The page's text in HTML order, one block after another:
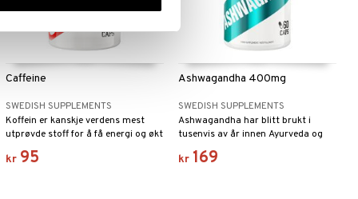
Caffeine
SWEDISH SUPPLEMENTS
Koffein er kanskje verdens mest
utprøvde stoff for å få energi og økt
prestasjonsevne.
kr 95
Ashwagandha 400mg
SWEDISH SUPPLEMENTS
Ashwagandha har blitt brukt i
tusenvis av år innen Ayurveda og
kalles ofte for "Indisk Ginseng".
kr 169